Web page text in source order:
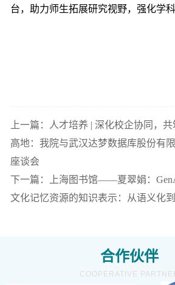
台，助力师生拓展研究视野，强化学
上一篇：人才培养 | 深化校企协同，
高地：我院与武汉达梦数据库股份有
座谈会
下一篇：上海图书馆——夏翠娟：
文化记忆资源的知识表示：从语义化
合作伙伴
COOPERATIVE